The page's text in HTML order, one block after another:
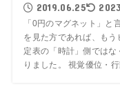
2019.06.25
「0円のマグネット」
を見た方であれば、も
定表の「時計」側では
りました。 視覚優位・行